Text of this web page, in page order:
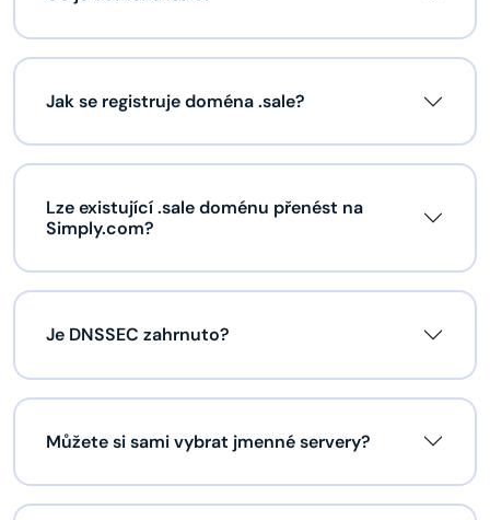
Jak se registruje doména .sale?
Lze existující .sale doménu přenést na
Simply.com?
Je DNSSEC zahrnuto?
Můžete si sami vybrat jmenné servery?